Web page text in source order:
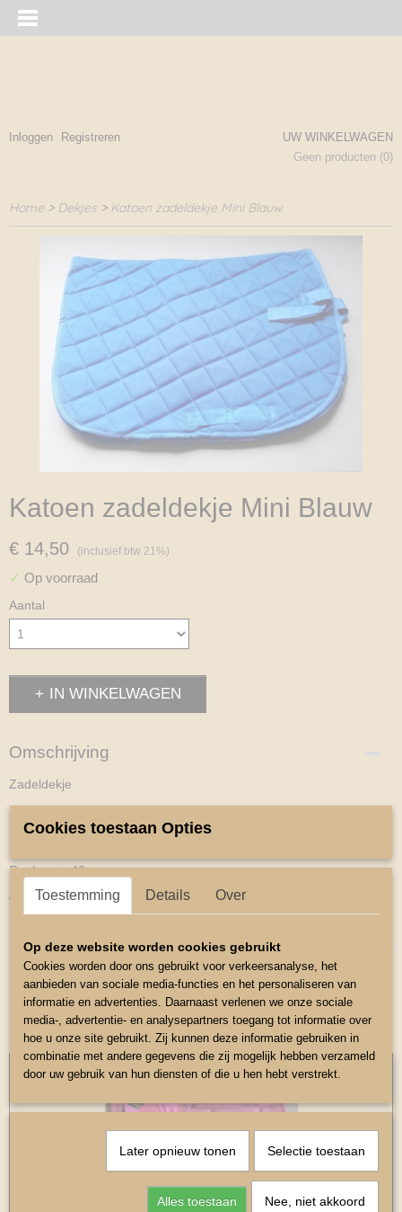
Inloggen Registreren
UW WINKELWAGEN
Geen producten (0)
Home > Dekjes > Katoen zadeldekje Mini Blauw
Katoen zadeldekje Mini Blauw
€ 14,50 (inclusief btw 21%)
✓ Op voorraad
Aantal
IN WINKELWAGEN
Omschrijving
Zadeldekje
Ruglengte 46 cm.
wasbaar 30 graden .
Ook interessant
Cookies toestaan Opties
Toestemming Details Over
Op deze website worden cookies gebruikt
Cookies worden door ons gebruikt voor verkeersanalyse, het
aanbieden van sociale media-functies en het personaliseren van
informatie en advertenties. Daarnaast verlenen we onze sociale
media-, advertentie- en analysepartners toegang tot informatie over
hoe u onze site gebruikt. Zij kunnen deze informatie gebruiken in
combinatie met andere gegevens die zij mogelijk hebben verzameld
door uw gebruik van hun diensten of die u hen hebt verstrekt.
Later opnieuw tonen Selectie toestaan
Alles toestaan Nee, niet akkoord